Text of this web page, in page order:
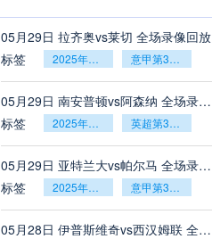
05月29日 拉齐奥vs莱切 全场录像回放
标签
2025年5月26日 意甲第38轮
05月29日 南安普顿vs阿森纳 全场录像回放
标签
2025年5月26日 英超第38轮
05月29日 亚特兰大vs帕尔马 全场录像回放
标签
2025年5月26日 意甲第38轮
05月28日 伊普斯维奇vs西汉姆联 全场录像回放